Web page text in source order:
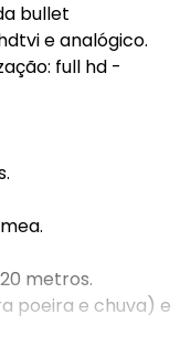
bullet
e analógico.
full hd -
metros.
poeira e chuva) e